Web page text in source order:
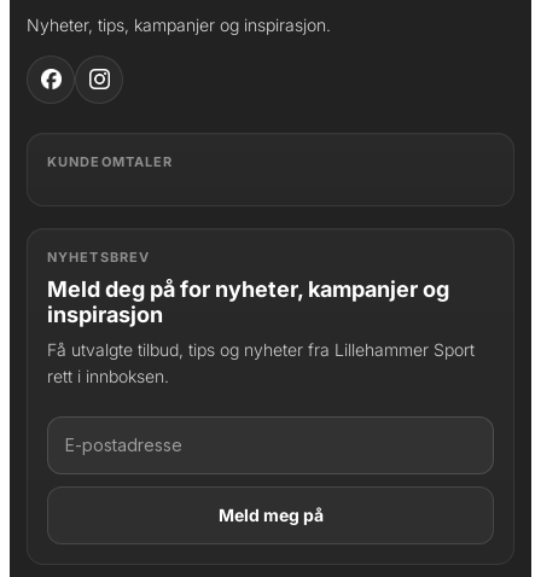
Nyheter, tips, kampanjer og inspirasjon.
KUNDEOMTALER
NYHETSBREV
Meld deg på for nyheter, kampanjer og
inspirasjon
Få utvalgte tilbud, tips og nyheter fra Lillehammer Sport
rett i innboksen.
LAGT I HANDLEKURV
Produktet er lagt til